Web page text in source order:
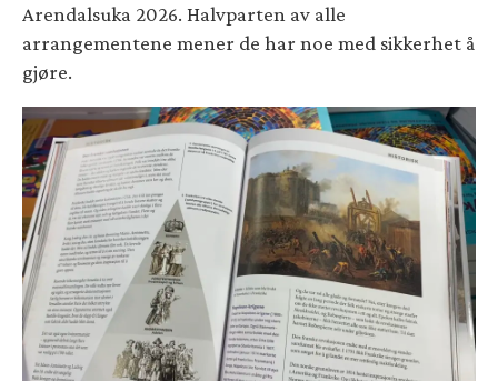
Arendalsuka 2026. Halvparten av alle
arrangementene mener de har noe med sikkerhet å
gjøre.